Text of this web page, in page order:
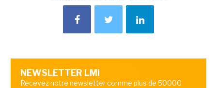
NEWSLETTER LMI
Recevez notre newsletter comme plus de 50000